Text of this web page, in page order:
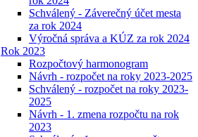
Schválený - Záverečný účet mesta
za rok 2024
Výročná správa a KÚZ za rok 2024
Rok 2023
Rozpočtový harmonogram
Návrh - rozpočet na roky 2023-2025
Schválený - rozpočet na roky 2023-
2025
Návrh - 1. zmena rozpočtu na rok
2023